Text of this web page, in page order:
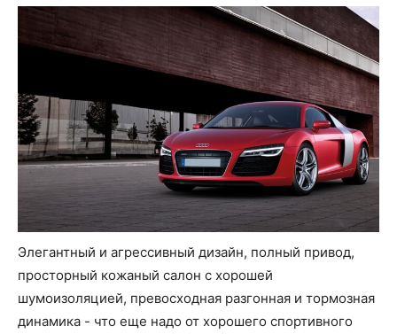
Элегантный и агрессивный дизайн, полный привод,
просторный кожаный салон с хорошей
шумоизоляцией, превосходная разгонная и тормозная
динамика - что еще надо от хорошего спортивного